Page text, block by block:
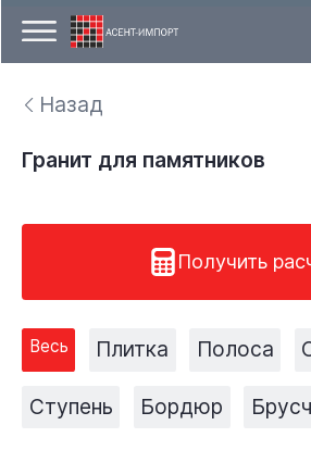
Назад
Гранит для памятников
Получить
Весь Плитка Полоса
Ступень Бордюр